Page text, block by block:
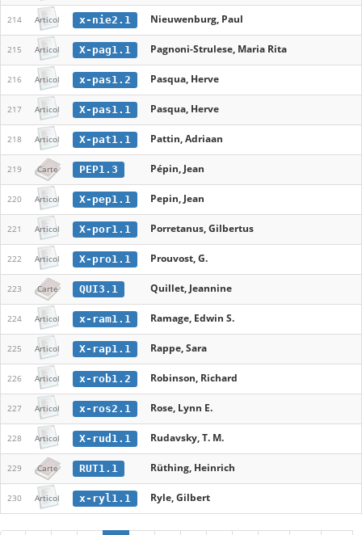
214 Articol x-nie2.1 Nieuwenburg, Paul
215 Articol X-pag1.1 Pagnoni-Strulese, Maria Rita
216 Articol x-pas1.2 Pasqua, Herve
217 Articol X-pas1.1 Pasqua, Herve
218 Articol X-pat1.1 Pattin, Adriaan
219 Carte PEP1.3 Pépin, Jean
220 Articol X-pep1.1 Pepin, Jean
221 Articol X-por1.1 Porretanus, Gilbertus
222 Articol X-pro1.1 Prouvost, G.
223 Carte QUI3.1 Quillet, Jeannine
224 Articol x-ram1.1 Ramage, Edwin S.
225 Articol X-rap1.1 Rappe, Sara
226 Articol x-rob1.2 Robinson, Richard
227 Articol x-ros2.1 Rose, Lynn E.
228 Articol X-rud1.1 Rudavsky, T. M.
229 Carte RUT1.1 Rüthing, Heinrich
230 Articol x-ryl1.1 Ryle, Gilbert